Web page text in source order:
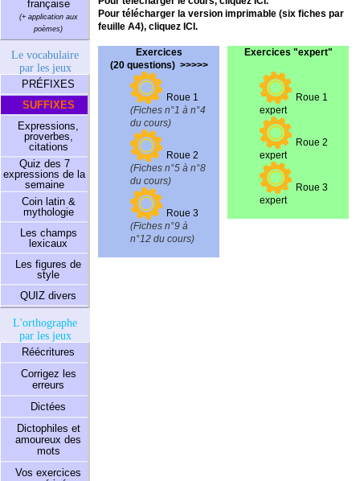
française
(+ application aux
poèmes)
Le vocabulaire
par les jeux
PRÉFIXES
SUFFIXES
Expressions,
proverbes,
citations
Quiz des 7
expressions de la
semaine
Coin latin &
mythologie
Les champs
lexicaux
Les figures de
style
QUIZ divers
L'orthographe
par les jeux
Réécritures
Corrigez les
erreurs
Dictées
Dictophiles et
amoureux des
mots
Vos exercices
Pour télécharger la version imprimable (six fiches par
feuille A4), cliquez ICI .
Exercices
(20 questions) >>>>>
Roue 1
(Fiches n°1 à n°4
du cours)
Roue 2
(Fiches n°5 à n°8
du cours)
Roue 3
(Fiches n°9 à
n°12 du cours)
Exercices "expert"
Roue 1
expert
Roue 2
expert
Roue 3
expert